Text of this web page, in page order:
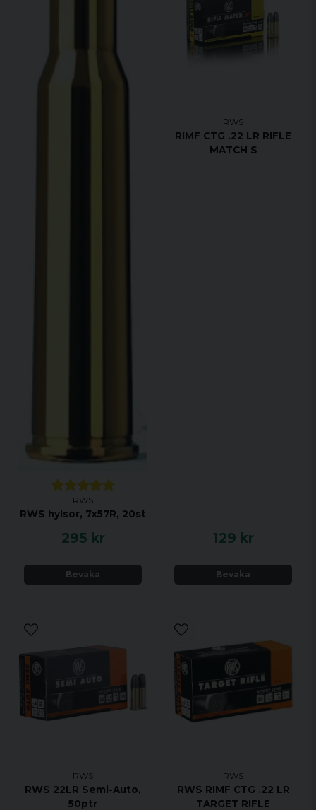
RWS
RWS hylsor, 7x57R, 20st
295 kr
Bevaka
RWS
RIMF CTG .22 LR RIFLE
MATCH S
129 kr
Bevaka
RWS
RWS 22LR Semi-Auto,
50ptr
RWS
RWS RIMF CTG .22 LR
TARGET RIFLE